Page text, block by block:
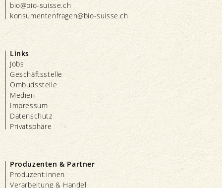
bio@bio-suisse.ch
konsumentenfragen@bio-suisse.ch
Links
Jobs
Geschäftsstelle
Ombudsstelle
Medien
Impressum
Datenschutz
Privatsphäre
Produzenten & Partner
Produzent:innen
Verarbeitung & Handel